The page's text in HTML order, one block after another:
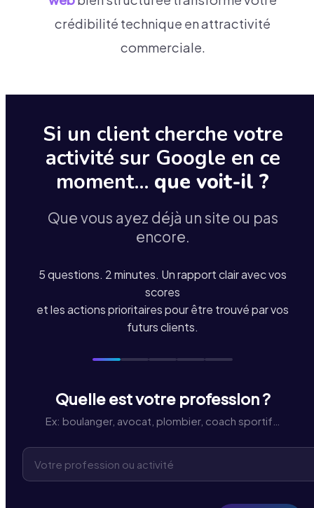
crédibilité technique en attractivité
commerciale.
Si un client cherche votre
activité sur Google en ce
moment… que voit-il ?
Que vous ayez déjà un site ou pas
encore.
5 questions. 2 minutes. Un rapport clair avec vos
scores
et les actions prioritaires pour être trouvé par vos
futurs clients.
Quelle est votre profession ?
Ex: boulanger, avocat, plombier, coach sportif…